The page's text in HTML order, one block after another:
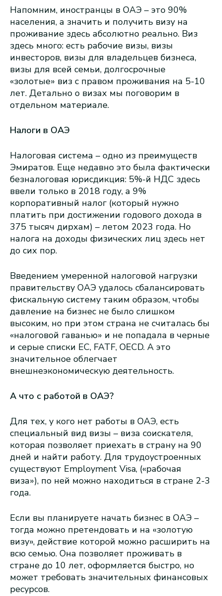
Напомним, иностранцы в ОАЭ – это 90%
населения, а значить и получить визу на
проживание здесь абсолютно реально. Виз
здесь много: есть рабочие визы, визы
инвесторов, визы для владельцев бизнеса,
визы для всей семьи, долгосрочные
«золотые» виз с правом проживания на 5-10
лет. Детально о визах мы поговорим в
отдельном материале.
Налоги в ОАЭ
Налоговая система – одно из преимуществ
Эмиратов. Еще недавно это была фактически
безналоговая юрисдикция: 5%-й НДС здесь
ввели только в 2018 году, а 9%
корпоративный налог (который нужно
платить при достижении годового дохода в
375 тысяч дирхам) – летом 2023 года. Но
налога на доходы физических лиц здесь нет
до сих пор.
Введением умеренной налоговой нагрузки
правительству ОАЭ удалось сбалансировать
фискальную систему таким образом, чтобы
давление на бизнес не было слишком
высоким, но при этом страна не считалась бы
«налоговой гаванью» и не попадала в черные
и серые списки ЕС, FATF, OECD. А это
значительное облегчает
внешнеэкономическую деятельность.
А что с работой в ОАЭ?
Для тех, у кого нет работы в ОАЭ, есть
специальный вид визы – виза соискателя,
которая позволяет приехать в страну на 90
дней и найти работу. Для трудоустроенных
существуют Employment Visa, («рабочая
виза»), по ней можно находиться в стране 2-3
года.
Если вы планируете начать бизнес в ОАЭ –
тогда можно претендовать и на «золотую
визу», действие которой можно расширить на
всю семью. Она позволяет проживать в
стране до 10 лет, оформляется быстро, но
может требовать значительных финансовых
ресурсов.